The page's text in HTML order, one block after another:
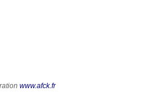
www.afck.fr